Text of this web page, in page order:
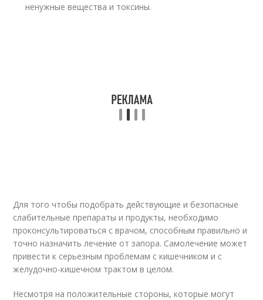
ненужные вещества и токсины.
Для того чтобы подобрать действующие и безопасные
слабительные препараты и продукты, необходимо
проконсультироваться с врачом, способным правильно и
точно назначить лечение от запора. Самолечение может
привести к серьезным проблемам с кишечником и с
желудочно-кишечном трактом в целом.
Несмотря на положительные стороны, которые могут